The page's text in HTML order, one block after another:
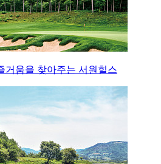
거움을 찾아주는 서원힐스